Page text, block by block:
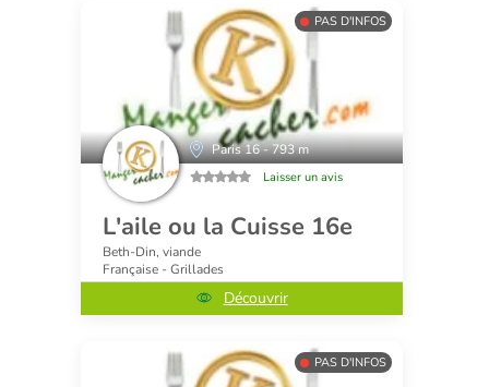
PAS D'INFOS
Paris 16 - 793 m
Laisser un avis
L'aile ou la Cuisse 16e
Beth-Din, viande
Française - Grillades
Découvrir
PAS D'INFOS